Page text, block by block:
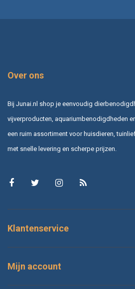
Over ons
Bij Junai.nl shop je eenvoudig
vijverproducten, aquariumbenodigdheden
een ruim assortiment voor huisdieren,
met snelle levering en scherpe prijzen.
Klantenservice
Mijn account